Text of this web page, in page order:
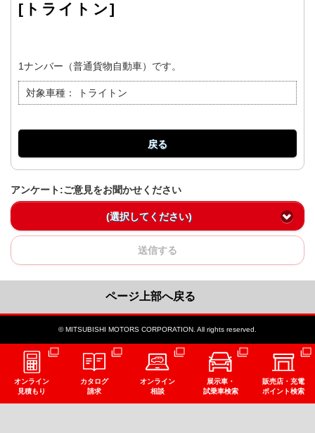
[トライトン]
1ナンバー（普通貨物自動車）です。
対象車種： トライトン
戻る
アンケート:ご意見をお聞かせください
(選択してください)
送信する
ページ上部へ戻る
© MITSUBISHI MOTORS CORPORATION. All rights reserved.
オンライン
見積もり
カタログ
請求
オンライン
相談
展示車・
試乗車検索
販売店・充電
ポイント検索